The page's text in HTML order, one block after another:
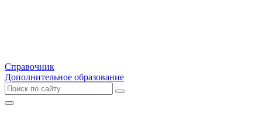
Справочник
Дополнительное образование